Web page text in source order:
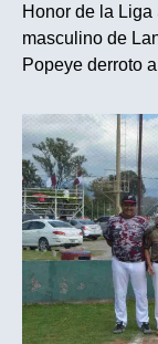
Honor de la
masculino de
Popeye derroto